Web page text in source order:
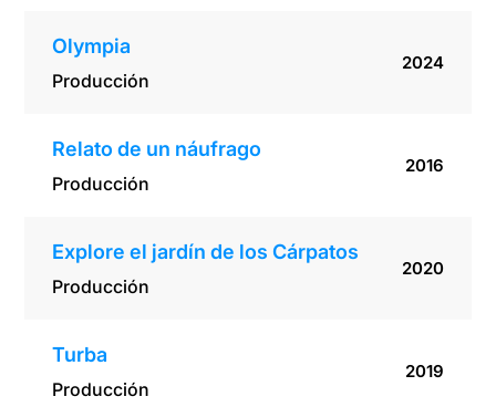
Olympia
Producción
2024
Relato de un náufrago
Producción
2016
Explore el jardín de los Cárpatos
Producción
2020
Turba
Producción
2019